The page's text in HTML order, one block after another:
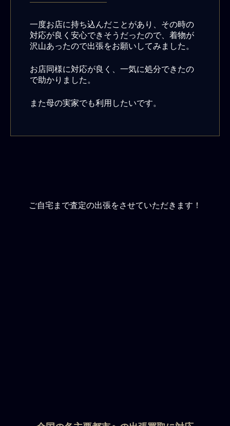
一度お店に持ち込んだことがあり、その時の
対応が良く安心できそうだったので、着物が
沢山あったので出張をお願いしてみました。
お店同様に対応が良く、一気に処分できたの
で助かりました。
また母の実家でも利用したいです。
ご自宅まで査定の出張をさせていただきます！